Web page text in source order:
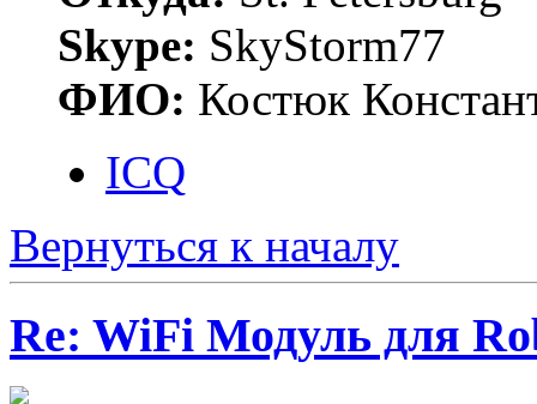
Skype: SkyStorm77
ФИО: Костюк
ICQ
Вернуться к началу
Re: WiFi Модуль для